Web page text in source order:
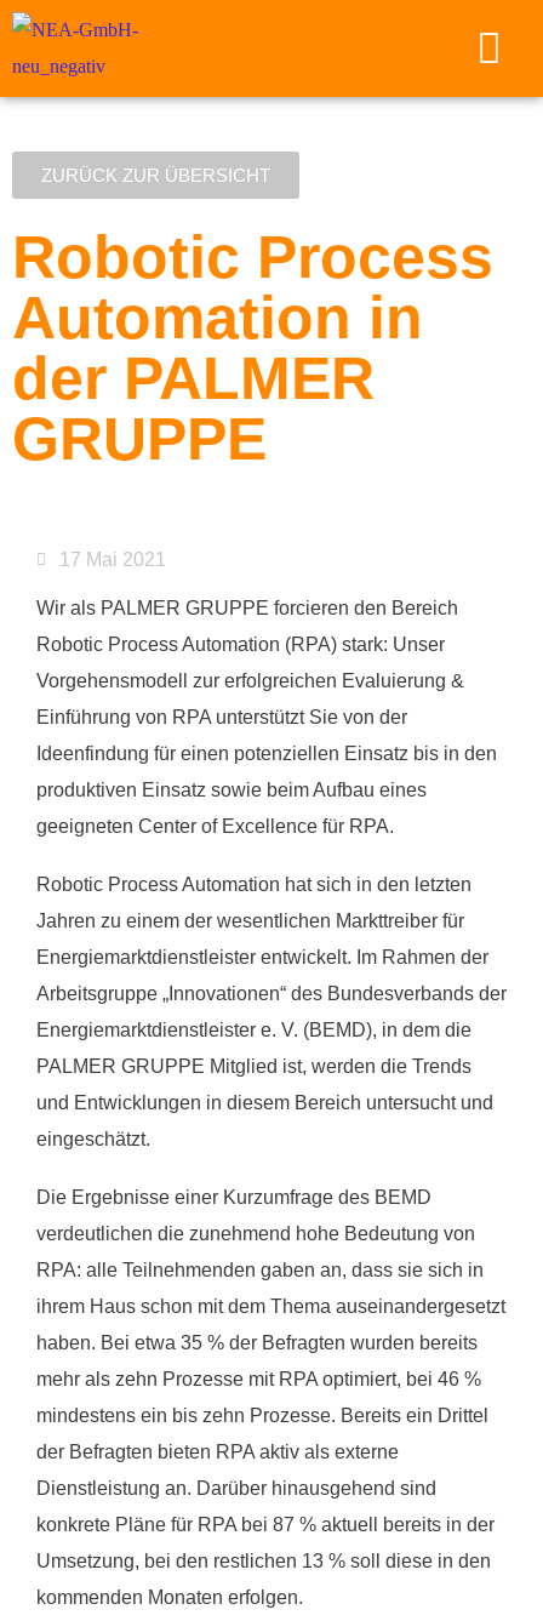
ZURÜCK ZUR ÜBERSICHT
Robotic Process
Automation in
der PALMER
GRUPPE
17 Mai 2021
Wir als PALMER GRUPPE forcieren den Bereich
Robotic Process Automation (RPA) stark: Unser
Vorgehensmodell zur erfolgreichen Evaluierung &
Einführung von RPA unterstützt Sie von der
Ideenfindung für einen potenziellen Einsatz bis in den
produktiven Einsatz sowie beim Aufbau eines
geeigneten Center of Excellence für RPA.
Robotic Process Automation hat sich in den letzten
Jahren zu einem der wesentlichen Markttreiber für
Energiemarktdienstleister entwickelt. Im Rahmen der
Arbeitsgruppe „Innovationen“ des Bundesverbands der
Energiemarktdienstleister e. V. (BEMD), in dem die
PALMER GRUPPE Mitglied ist, werden die Trends
und Entwicklungen in diesem Bereich untersucht und
eingeschätzt.
Die Ergebnisse einer Kurzumfrage des BEMD
verdeutlichen die zunehmend hohe Bedeutung von
RPA: alle Teilnehmenden gaben an, dass sie sich in
ihrem Haus schon mit dem Thema auseinandergesetzt
haben. Bei etwa 35 % der Befragten wurden bereits
mehr als zehn Prozesse mit RPA optimiert, bei 46 %
mindestens ein bis zehn Prozesse. Bereits ein Drittel
der Befragten bieten RPA aktiv als externe
Dienstleistung an. Darüber hinausgehend sind
konkrete Pläne für RPA bei 87 % aktuell bereits in der
Umsetzung, bei den restlichen 13 % soll diese in den
kommenden Monaten erfolgen.